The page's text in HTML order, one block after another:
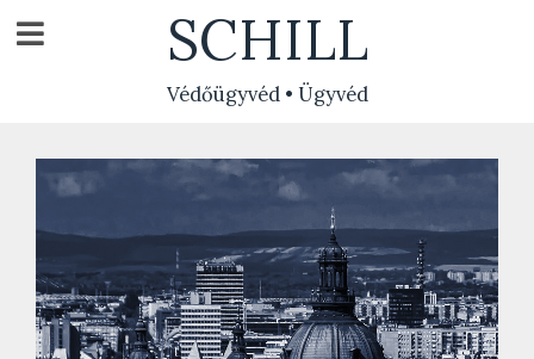
SCHILL
Védőügyvéd • Ügyvéd